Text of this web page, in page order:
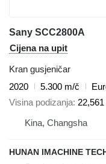
Sany SCC2800A
Cijena na upit
Kran gusjeničar
2020
5.300 m/č
Visina podizanja
Kina, Changsha
HUNAN IMACHINE